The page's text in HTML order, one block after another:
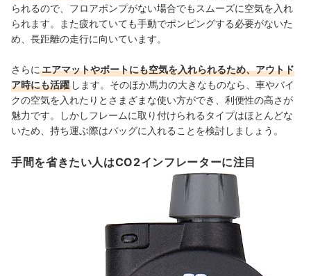
られるので、フロアポンプがない場合でもスムーズに空気を入れ
られます。また疲れていても手動でポンピングする必要がないた
め、長距離の走行に向いています。
さらに エアマットやボートにも空気を入れられるため、アウトド
ア時にも活躍 します。そのほか馬力の大きなものなら、車やバイ
クの空気を入れたりとさまざまな使い方ができ、利便性の高さが
魅力です。しかしフレームに取り付けられるタイプはほとんどな
いため、持ち運ぶ際はバッグに入れることを検討しましょう。
手間を省きたい人はCO2インフレーターに注目